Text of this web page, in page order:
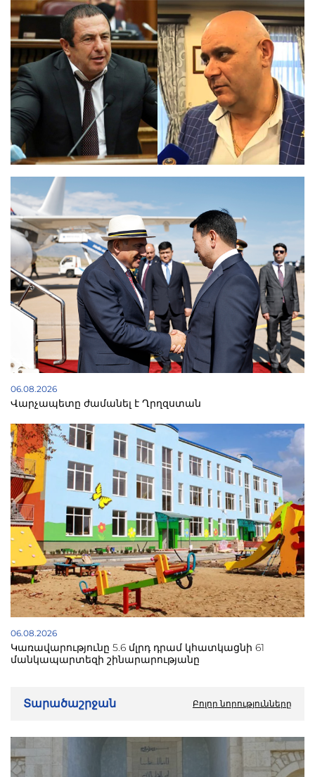
06.08.2026
Վարչապետը ժամանել է Ղրղզստան
06.08.2026
Կառավարությունը 5.6 մլրդ դրամ կհատկացնի 61
մանկապարտեզի շինարարությանը
Տարածաշրջան Բոլոր նորությունները